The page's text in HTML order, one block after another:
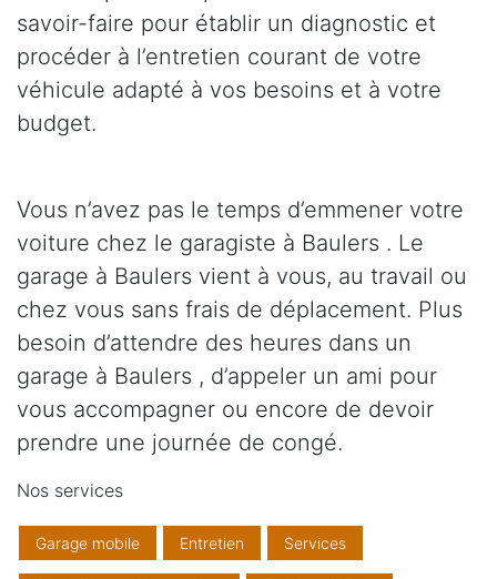
savoir-faire pour établir un diagnostic et
procéder à l’entretien courant de votre
véhicule adapté à vos besoins et à votre
budget.
Vous n’avez pas le temps d’emmener votre
voiture chez le garagiste à Baulers . Le
garage à Baulers vient à vous, au travail ou
chez vous sans frais de déplacement. Plus
besoin d’attendre des heures dans un
garage à Baulers , d’appeler un ami pour
vous accompagner ou encore de devoir
prendre une journée de congé.
Nos services
Garage mobile Entretien Services